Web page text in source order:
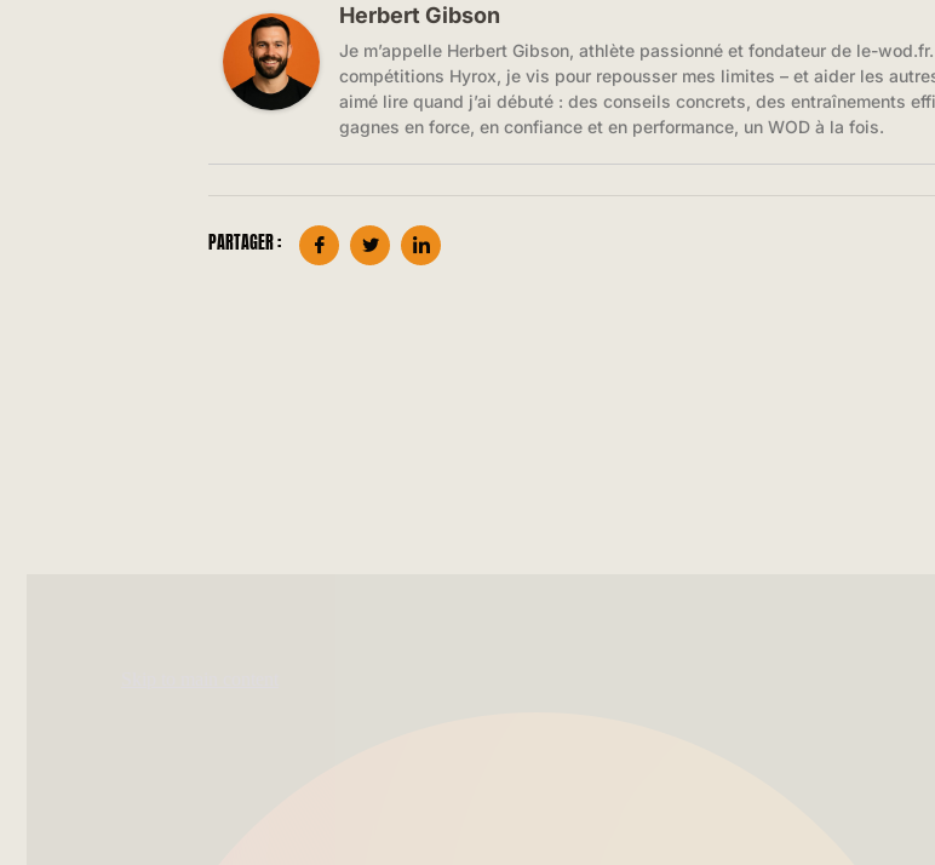
Herbert Gibson
Je m’appelle Herbert Gibson, athlète passionné et fondateur de le-
compétitions Hyrox, je vis pour repousser mes limites – et aider les
aimé lire quand j’ai débuté : des conseils concrets, des entraînements
gagnes en force, en confiance et en performance, un WOD à la fois.
PARTAGER :